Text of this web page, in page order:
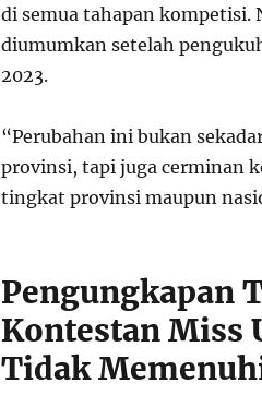
di semua tahapan kompetisi.
diumumkan setelah
2023.
“Perubahan ini bukan
provinsi, tapi juga cerminan
tingkat provinsi maupun
Pengungkapan
Kontestan Miss
Tidak